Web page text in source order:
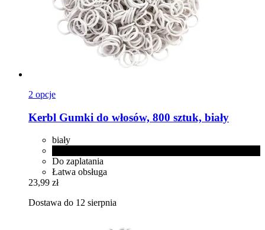
2 opcje
Kerbl Gumki do włosów, 800 sztuk, biały
biały
Do zaplatania
Łatwa obsługa
23,99 zł
Dostawa do 12 sierpnia